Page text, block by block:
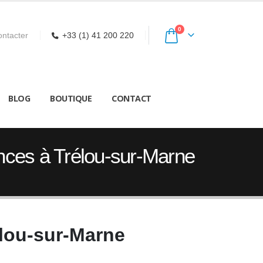
+33 (1) 41 200 220
0
BLOG BOUTIQUE CONTACT
à Trélou-sur-Marne
sur-Marne